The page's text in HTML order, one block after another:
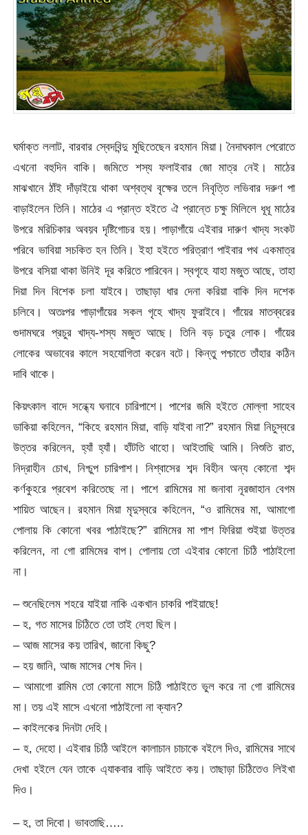
ঘর্মাক্ত ললাট, বারবার স্বেদবিন্দু মুছিতেছেন রহমান মিয়া। নৈদাঘকাল পেরোতে
এখনো বহুদিন বাকি। জমিতে শস্য ফলাইবার জো মাত্র নেই। মাঠের
মাঝখানে ঠাঁই দাঁড়াইয়ে থাকা অশ্বত্থ বৃক্ষের তলে নিবৃত্তি লভিবার দরুণ পা
বাড়াইলেন তিনি। মাঠের এ প্রান্ত হইতে ঐ প্রান্তে চক্ষু মিলিলে ধূধূ মাঠের
উপরে মরিচিকার অবয়ব দৃষ্টিগোচর হয়। পাড়াগাঁয়ে এইবার দারুণ খাদ্য সংকট
পরিবে ভাবিয়া সচকিত হন তিনি। ইহা হইতে পরিত্রাণ পাইবার পথ একমাত্র
উপরে বসিয়া থাকা উনিই দূর করিতে পারিবেন। স্বগৃহে যাহা মজুত আছে, তাহা
দিয়া দিন বিশেক চলা যাইবে। তাছাড়া ধার দেনা করিয়া বাকি দিন দশেক
চলিবে। অতঃপর পাড়াগাঁয়ের সকল গৃহে খাদ্য ফুরাইবে। গাঁয়ের মাতব্বরের
গুদামঘরে প্রচুর খাদ্য-শস্য মজুত আছে। তিনি বড় চতুর লোক। গাঁয়ের
লোকের অভাবের কালে সহযোগিতা করেন বটে। কিন্তু পশ্চাতে তাঁহার কঠিন
দাবি থাকে।
কিয়ৎকাল বাদে সন্ধ্যে ঘনাবে চারিপাশে। পাশের জমি হইতে মোল্লা সাহেব
ডাকিয়া কহিলেন, “কিহে রহমান মিয়া, বাড়ি যাইবা না?” রহমান মিয়া নিচুস্বরে
উত্তর করিলেন, হ্যাঁ হ্যাঁ। হাঁটতি থাহো। আইতাছি আমি। নিশুতি রাত,
নিদ্রাহীন চোখ, নিশ্চুপ চারিপাশ। নিশ্বাসের শব্দ বিহীন অন্য কোনো শব্দ
কর্ণকুহরে প্রবেশ করিতেছে না। পাশে রামিমের মা জনাবা নূরজাহান বেগম
শায়িত আছেন। রহমান মিয়া মৃদুস্বরে কহিলেন, “ও রামিমের মা, আমাগো
পোলায় কি কোনো খবর পাঠাইছে?” রামিমের মা পাশ ফিরিয়া শুইয়া উত্তর
করিলেন, না গো রামিমের বাপ। পোলায় তো এইবার কোনো চিঠি পাঠাইলো
না।
– শুনেছিলেম শহরে যাইয়া নাকি একখান চাকরি পাইয়াছে!
– হ, গত মাসের চিঠিতে তো তাই লেহা ছিল।
– আজ মাসের কয় তারিখ, জানো কিছু?
– হয় জানি, আজ মাসের শেষ দিন।
– আমাগো রামিম তো কোনো মাসে চিঠি পাঠাইতে ভুল করে না গো রামিমের
মা। তয় এই মাসে এখনো পাঠাইলো না ক্যান?
– কাইলকের দিনটা দেহি।
– হ, দেহো। এইবার চিঠি আইলে কালাচান চাচাকে বইলে দিও, রামিমের সাথে
দেখা হইলে যেন তাকে এ্যাকবার বাড়ি আইতে কয়। তাছাড়া চিঠিতেও লিইখা
দিও।
– হ, তা দিবো। ভাবতাছি…..